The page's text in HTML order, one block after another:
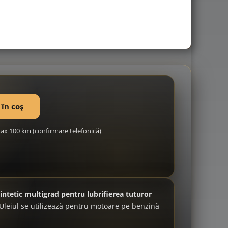
coș
100 km (confirmare telefonică)
multigrad pentru lubrifierea tuturor
se utilizează pentru motoare pe benzină